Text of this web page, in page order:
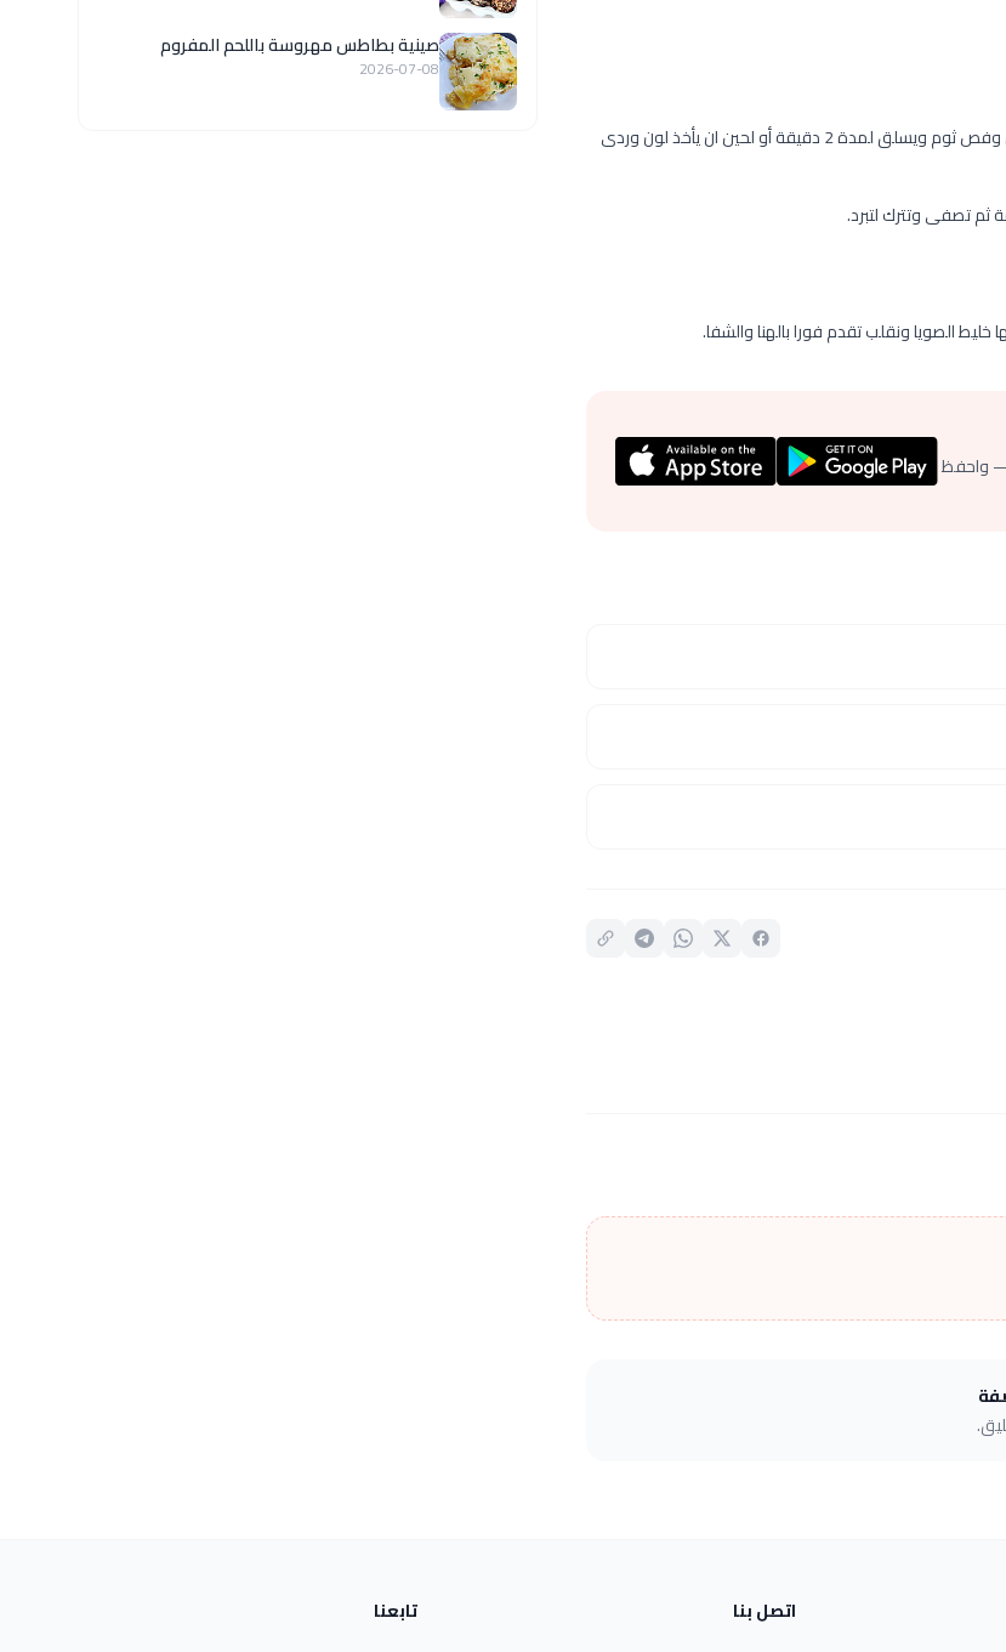
ثم نسلق الجمبرى فى كمية ماء كافية بتغلى مع معلقة من الملح والكمون وفص ثوم ويسلق لمدة 2 دقيقة أو لحين ان يأخذ لون وردى
تصفى وتترك لتبرد.
الصويا ونقلب تقدم فورا بالهنا والشفا.
— واحفظ
صينية بطاطس مهروسة باللحم المفروم
2026-07-08
اتصل بنا تابعنا